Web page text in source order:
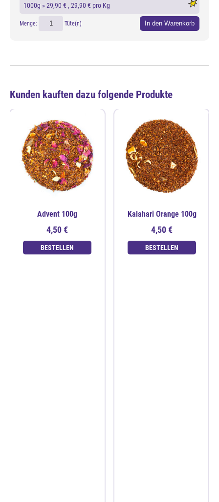
1000g »29,90 € , 29,90 € pro Kg
Menge: Tüte(n) In den Warenkorb
Kunden kauften dazu folgende Produkte
Advent 100g
4,50 €
BESTELLEN
Kalahari Orange 100g
4,50 €
BESTELLEN